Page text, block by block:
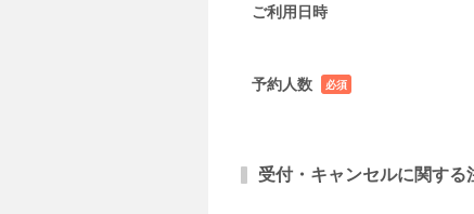
ご利用日時
予約人数
必須
受付・キャンセルに関する